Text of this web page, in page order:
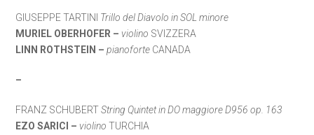
GIUSEPPE TARTINI Trillo del Diavolo in SOL minore
MURIEL OBERHOFER – violino SVIZZERA
LINN ROTHSTEIN –pianoforte CANADA
–
FRANZ SCHUBERTString Quintet in DO maggiore D956 op. 163
EZO SARICI – violino TURCHIA